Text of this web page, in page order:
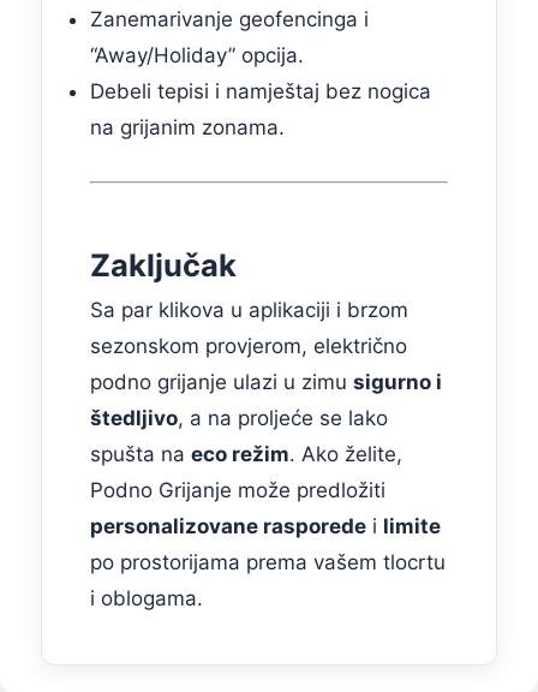
Zanemarivanje geofencinga i
“Away/Holiday” opcija.
Debeli tepisi i namještaj bez nogica
na grijanim zonama.
Zaključak
Sa par klikova u aplikaciji i brzom
sezonskom provjerom, električno
podno grijanje ulazi u zimu sigurno i
štedljivo, a na proljeće se lako
spušta na eco režim. Ako želite,
Podno Grijanje može predložiti
personalizovane rasporede i limite
po prostorijama prema vašem tlocrtu
i oblogama.